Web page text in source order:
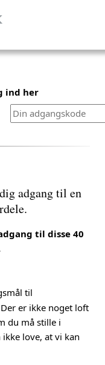
ind her
adgang til en
til disse 40
til
er ikke noget loft
du må stille i
love, at vi kan